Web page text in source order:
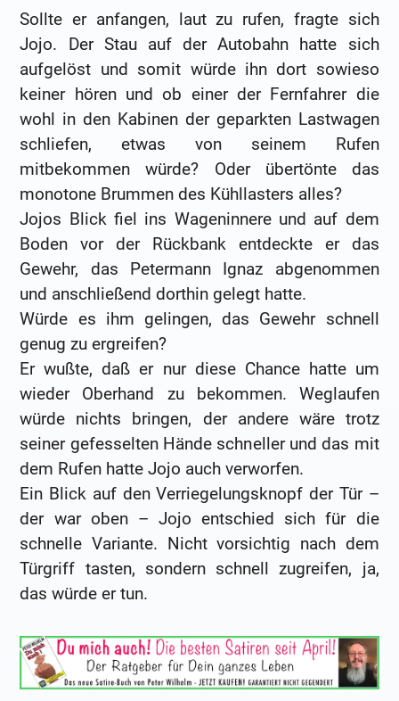
Sollte er anfangen, laut zu rufen, fragte sich
Jojo. Der Stau auf der Autobahn hatte sich
aufgelöst und somit würde ihn dort sowieso
keiner hören und ob einer der Fernfahrer die
wohl in den Kabinen der geparkten Lastwagen
schliefen, etwas von seinem Rufen
mitbekommen würde? Oder übertönte das
monotone Brummen des Kühllasters alles?
Jojos Blick fiel ins Wageninnere und auf dem
Boden vor der Rückbank entdeckte er das
Gewehr, das Petermann Ignaz abgenommen
und anschließend dorthin gelegt hatte.
Würde es ihm gelingen, das Gewehr schnell
genug zu ergreifen?
Er wußte, daß er nur diese Chance hatte um
wieder Oberhand zu bekommen. Weglaufen
würde nichts bringen, der andere wäre trotz
seiner gefesselten Hände schneller und das mit
dem Rufen hatte Jojo auch verworfen.
Ein Blick auf den Verriegelungsknopf der Tür –
der war oben – Jojo entschied sich für die
schnelle Variante. Nicht vorsichtig nach dem
Türgriff tasten, sondern schnell zugreifen, ja,
das würde er tun.